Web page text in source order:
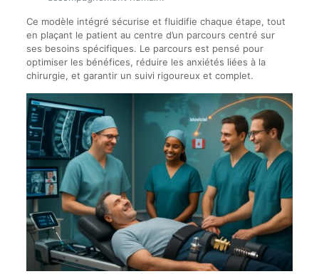
Ce modèle intégré sécurise et fluidifie chaque étape, tout
en plaçant le patient au centre d’un parcours centré sur
ses besoins spécifiques. Le parcours est pensé pour
optimiser les bénéfices, réduire les anxiétés liées à la
chirurgie, et garantir un suivi rigoureux et complet.